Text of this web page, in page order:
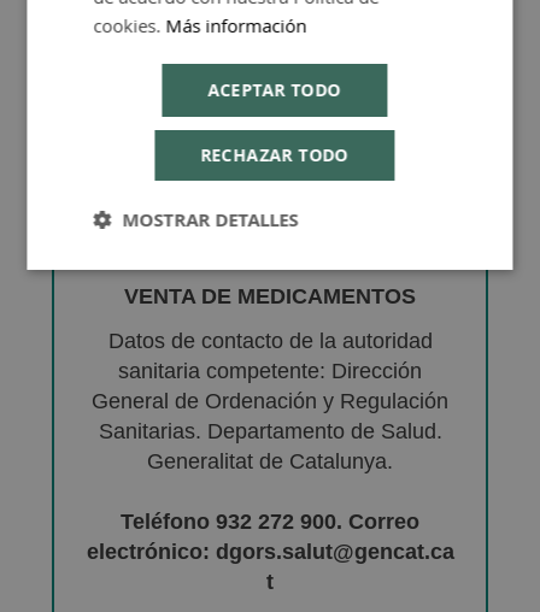
VENTA DE MEDICAMENTOS
Datos de contacto de la autoridad
sanitaria competente: Dirección
General de Ordenación y Regulación
Sanitarias. Departamento de Salud.
Generalitat de Catalunya.
Teléfono 932 272 900. Correo
electrónico: dgors.salut@gencat.ca
t
cookies. Más información
ACEPTAR TODO
RECHAZAR TODO
MOSTRAR DETALLES